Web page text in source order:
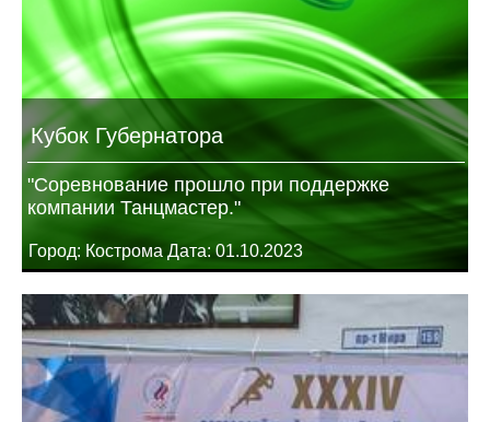
Кубок Губернатора
"Соревнование прошло при поддержке
компании Танцмастер."
Город: Кострома Дата: 01.10.2023